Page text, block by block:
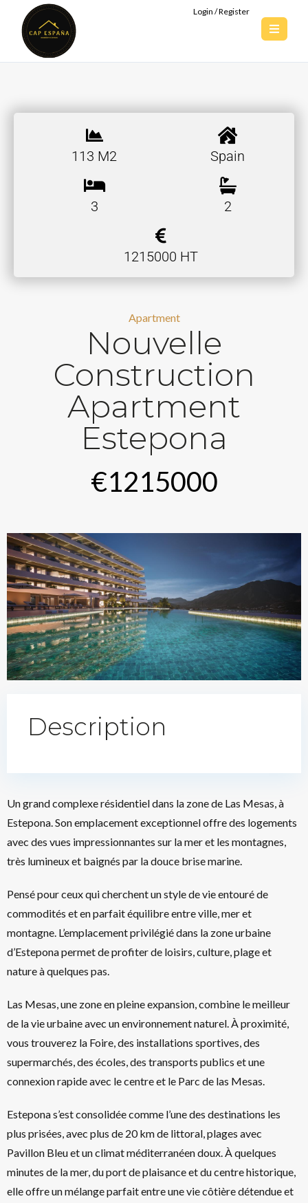
Login / Register
113 M2 Spain
3 2
1215000 HT
Apartment
Nouvelle
Construction
Apartment
Estepona
€1215000
Description
Un grand complexe résidentiel dans la zone de Las Mesas, à
Estepona. Son emplacement exceptionnel offre des logements
avec des vues impressionnantes sur la mer et les montagnes,
très lumineux et baignés par la douce brise marine.
Pensé pour ceux qui cherchent un style de vie entouré de
commodités et en parfait équilibre entre ville, mer et
montagne. L’emplacement privilégié dans la zone urbaine
d’Estepona permet de profiter de loisirs, culture, plage et
nature à quelques pas.
Las Mesas, une zone en pleine expansion, combine le meilleur
de la vie urbaine avec un environnement naturel. À proximité,
vous trouverez la Foire, des installations sportives, des
supermarchés, des écoles, des transports publics et une
connexion rapide avec le centre et le Parc de las Mesas.
Estepona s’est consolidée comme l’une des destinations les
plus prisées, avec plus de 20 km de littoral, plages avec
Pavillon Bleu et un climat méditerranéen doux. À quelques
minutes de la mer, du port de plaisance et du centre historique,
elle offre un mélange parfait entre une vie côtière détendue et